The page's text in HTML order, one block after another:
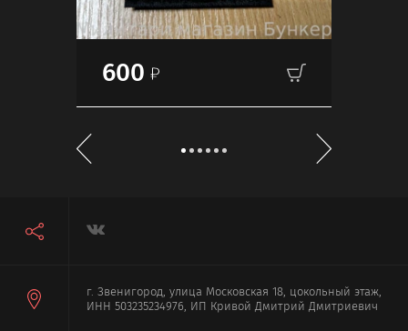
600
г. Звенигород, улица Московская 18, цокольный этаж,
ИНН 503235234976, ИП Кривой Дмитрий Дмитриевич